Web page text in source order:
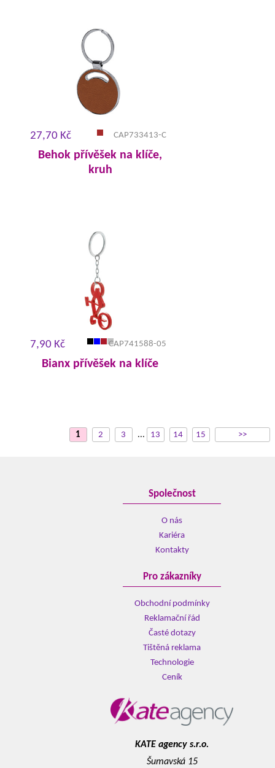
27,70 Kč CAP733413-C
Behok přívěšek na klíče,
kruh
7,90 Kč CAP741588-05
Bianx přívěšek na klíče
1 2 3 ... 13 14 15 >>
Společnost
O nás
Kariéra
Kontakty
Pro zákazníky
Obchodní podmínky
Reklamační řád
Časté dotazy
Tištěná reklama
Technologie
Ceník
KATE agency s.r.o.
Šumavská 15